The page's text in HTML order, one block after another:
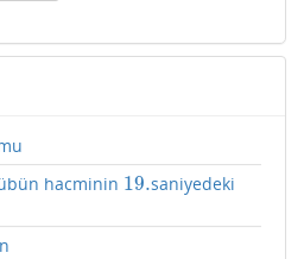
hacminin 19.
19.saniyedeki